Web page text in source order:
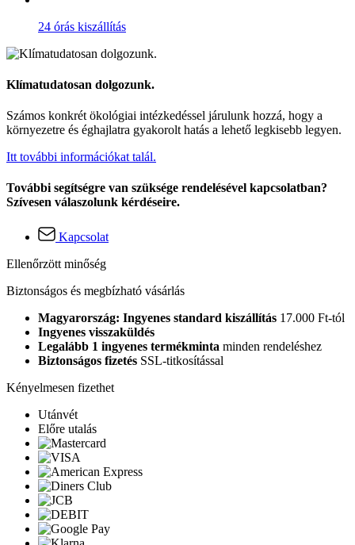
24 órás kiszállítás
Klímatudatosan dolgozunk.
Számos konkrét ökológiai intézkedéssel járulunk hozzá, hogy a
környezetre és éghajlatra gyakorolt hatás a lehető legkisebb legyen.
Itt további információkat talál.
További segítségre van szüksége rendelésével kapcsolatban?
Szívesen válaszolunk kérdéseire.
Kapcsolat
Ellenőrzött minőség
Biztonságos és megbízható vásárlás
Magyarország: Ingyenes standard kiszállítás 17.000 Ft-tól
Ingyenes visszaküldés
Legalább 1 ingyenes termékminta minden rendeléshez
Biztonságos fizetés SSL-titkosítással
Kényelmesen fizethet
Utánvét
Előre utalás